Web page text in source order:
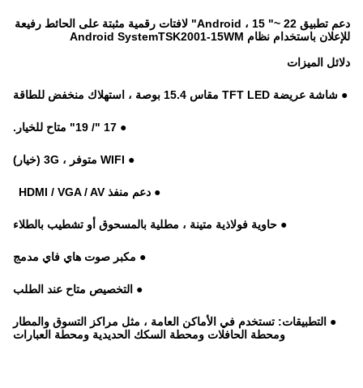
دعم تطبيق Android ، 15 "~ 22" لافتات رقمية مثبتة على الحائط رفيعة
للإعلان باستخدام نظام Android SystemTSK2001-15WM
دلائل الميزات
● شاشة عريضة TFT LED مقاس 15.4 بوصة ، استهلاك منخفض للطاقة
● 17 "/ 19" متاح للخيار.
● WIFI متوفر ، 3G (خيار)
● دعم منفذ HDMI / VGA / AV
● حاوية فولاذية متينة ، مطلية بالمسحوق أو تشطيب بالطلاء
● مكبر صوت هاي فاي مدمج
● التخصيص متاح عند الطلب
● التطبيقات: تستخدم في الأماكن العامة ، مثل مراكز التسوق والمطار
ومحطة الحافلات ومحطة السكك الحديدية ومحطة العبارات